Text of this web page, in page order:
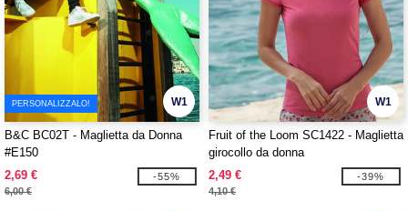
W1
PERSONALIZZALO!
B&C BC02T - Maglietta da Donna
#E150
2,69 €
6,00 €
-55%
W1
Fruit of the Loom SC1422 - Maglietta
girocollo da donna
2,49 €
4,10 €
-39%